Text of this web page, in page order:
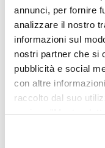
annunci, per fornire
analizzare il nostro
informazioni sul
nostri partner che si
pubblicità e social
con altre
raccolto dal suo
sezione "Mostra
momento. Per
Laterale
Reversibile
No
Potenza Termica
500 W
Potenza
Mensola 60 cm in
inox con piano in vetro
temperato - Colorado
Gedy
€ 34,00